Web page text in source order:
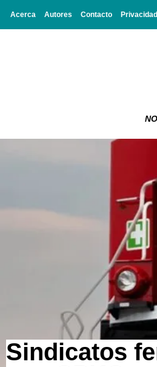
Acerca Autores Contacto Privacidad
Sindicatos